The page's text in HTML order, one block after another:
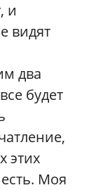
и
видят
два
будет
этих
Моя